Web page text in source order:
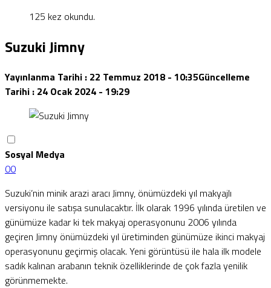
125 kez okundu.
Suzuki Jimny
Yayınlanma Tarihi : 22 Temmuz 2018 - 10:35Güncelleme
Tarihi : 24 Ocak 2024 - 19:29
Sosyal Medya
00
Suzuki’nin minik arazi aracı Jimny, önümüzdeki yıl makyajlı
versiyonu ile satışa sunulacaktır. İlk olarak 1996 yılında üretilen ve
günümüze kadar ki tek makyaj operasyonunu 2006 yılında
geçiren Jimny önümüzdeki yıl üretiminden günümüze ikinci makyaj
operasyonunu geçirmiş olacak. Yeni görüntüsü ile hala ilk modele
sadık kalınan arabanın teknik özelliklerinde de çok fazla yenilik
görünmemekte.